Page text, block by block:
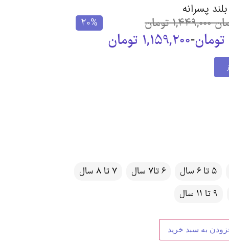
پسرانه
-
1,449,000 تومان
تومان-
1,159,200 تومان
20%
5 تا 6 سال 6 تا7 سال
7 تا 8 سال
9 تا 11 سال
به سبد خرید